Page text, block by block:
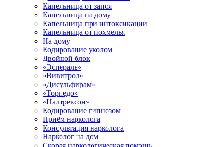
Капельница от запоя
Капельница на дому
Капельница при интоксикации
Капельница от похмелья
На дому
Кодирование уколом
Двойной блок
«Эспераль»
«Вивитрол»
«Дисульфирам»
«Торпедо»
«Налтрексон»
Кодирование гипнозом
Приём нарколога
Консультация нарколога
Нарколог на дом
Скорая наркологическая помощь